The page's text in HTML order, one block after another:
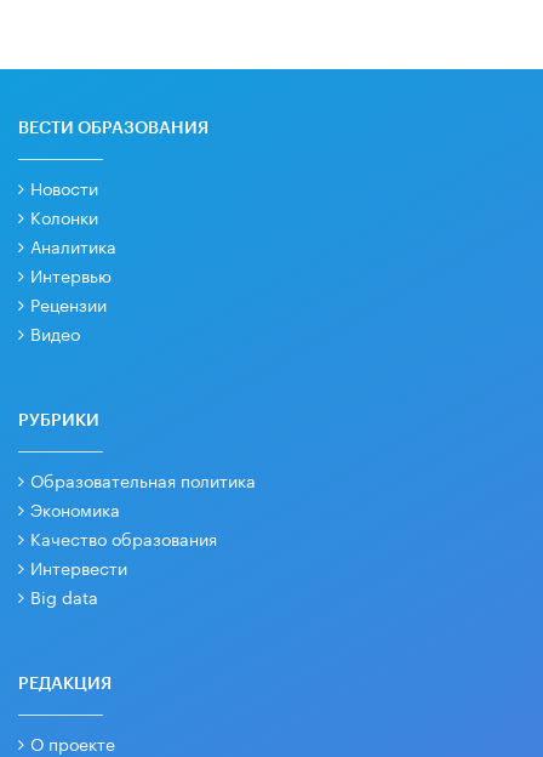
ВЕСТИ ОБРАЗОВАНИЯ
Новости
Колонки
Аналитика
Интервью
Рецензии
Видео
РУБРИКИ
Образовательная политика
Экономика
Качество образования
Интервести
Big data
РЕДАКЦИЯ
О проекте